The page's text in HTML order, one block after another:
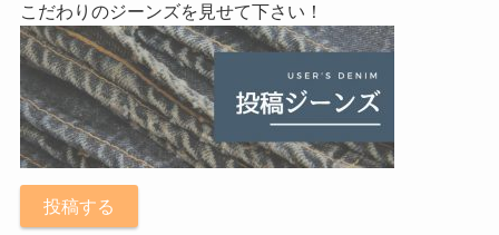
こだわりのジーンズを見せて下さい！
投稿する